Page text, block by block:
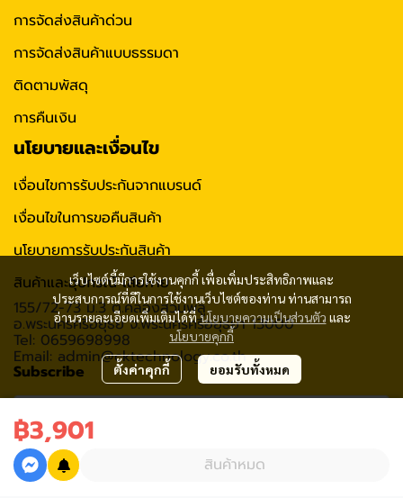
฿3,901
สินค้าหมด
เว็บไซต์นี้มีการใช้งานคุกกี้ เพื่อเพิ่มประสิทธิภาพและ
ประสบการณ์ที่ดีในการใช้งานเว็บไซต์ของท่าน ท่านสามารถ
อ่านรายละเอียดเพิ่มเติมได้ที่นโยบายความเป็นส่วนตัว และ
นโยบายคุกกี้
ตั้งค่าคุกกี้ ยอมรับทั้งหมด
การจัดส่งสินค้าด่วน
การจัดส่งสินค้าแบบธรรมดา
ติดตามพัสดุ
การคืนเงิน
นโยบายและเงื่อนไข
เงื่อนไขการรับประกันจากแบรนด์
เงื่อนไขในการขอคืนสินค้า
นโยบายการรับประกันสินค้า
สินค้าและอุปกรณ์ เสียหาย
155/72-73 ม.3 ต.คลองสวนพลู
อ.พระนครศรีอยุธย จ.พระนครศรีอยุธยา 13000
Tel: 0659698998
Email: admin@cktechnology.co.th
Subscribe
รับข่าวสาร